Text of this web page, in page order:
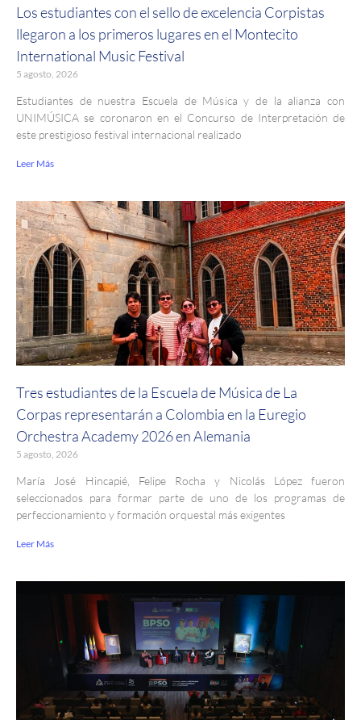
Los estudiantes con el sello de excelencia Corpistas
llegaron a los primeros lugares en el Montecito
International Music Festival
5 agosto, 2026
Estudiantes de nuestra Escuela de Música y de la alianza con
UNIMÚSICA se coronaron en el Concurso de Interpretación de
este prestigioso festival internacional realizado
Leer Más
Tres estudiantes de la Escuela de Música de La
Corpas representarán a Colombia en la Euregio
Orchestra Academy 2026 en Alemania
5 agosto, 2026
María José Hincapié, Felipe Rocha y Nicolás López fueron
seleccionados para formar parte de uno de los programas de
perfeccionamiento y formación orquestal más exigentes
Leer Más